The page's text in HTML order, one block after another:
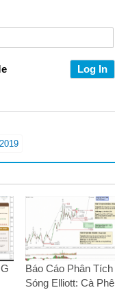
Báo Cáo Phân Tích
Sóng Elliott: Cà Phê